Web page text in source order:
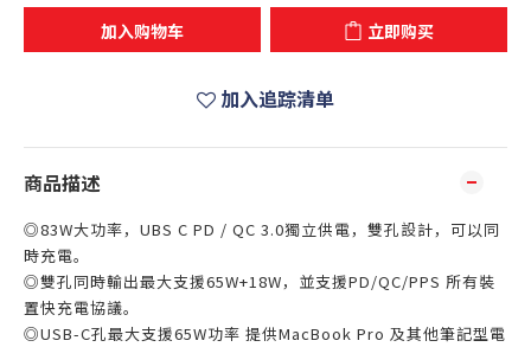
加入购物车 立即购买
加入追踪清单
商品描述
◎83W大功率，UBS C PD / QC 3.0獨立供電，雙孔設計，可以同
時充電。
◎雙孔同時輸出最大支援65W+18W，並支援PD/QC/PPS 所有裝
置快充電協議。
◎USB-C孔最大支援65W功率 提供MacBook Pro 及其他筆記型電